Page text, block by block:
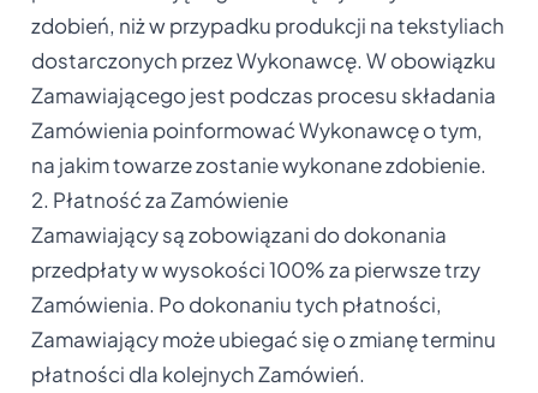
zdobień, niż w przypadku produkcji na tekstyliach
dostarczonych przez Wykonawcę. W obowiązku
Zamawiającego jest podczas procesu składania
Zamówienia poinformować Wykonawcę o tym,
na jakim towarze zostanie wykonane zdobienie.
2. Płatność za Zamówienie
Zamawiający są zobowiązani do dokonania
przedpłaty w wysokości 100% za pierwsze trzy
Zamówienia. Po dokonaniu tych płatności,
Zamawiający może ubiegać się o zmianę terminu
płatności dla kolejnych Zamówień.